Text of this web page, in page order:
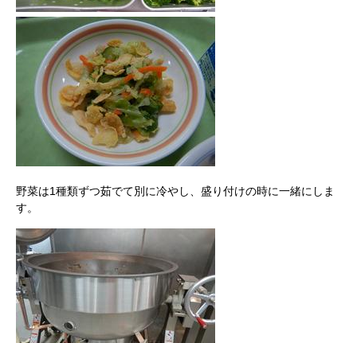
野菜は1種類ずつ茹でて別に冷やし、盛り付けの時に一緒にしま
す。